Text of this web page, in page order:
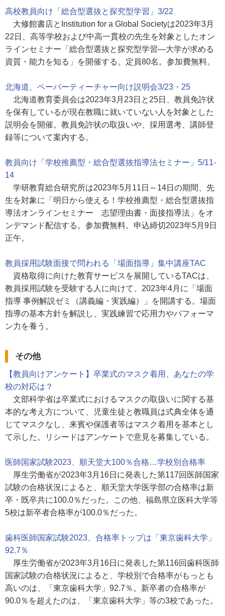
高校教員向け「総合型選抜と探究型学習」3/22
大修館書店とInstitution for a Global Societyは2023年3月
22日、高等学校および中高一貫校の先生を対象としたオン
ラインセミナー「総合型選抜と探究型学習―大学が求める
資質・能力を知る」を開催する。定員80名。参加費無料。
北海道、ペーパーティーチャー向け説明会3/23・25
北海道教育委員会は2023年3月23日と25日、教員免許状
を保有しているが現在教職に就いていない人を対象とした
説明会を開催。教員免許状の取扱いや、採用選考、講師登
録等について案内する。
教員向け「学校推薦型・総合型選抜指導法セミナー」5/11-
14
学研教育総合研究所は2023年5月11日～14日の期間、先
生を対象に「明日から使える！学校推薦型・総合型選抜指
導法オンラインセミナー 志望理由書・面接指導法」をオ
ンデマンド配信する。参加費無料。申込締切2023年5月9日
正午。
教員採用試験面接で問われる「場面指導」集中講座TAC
資格取得に向けた教育サービスを展開しているTACは、
教員採用試験を受験する人に向けて、2023年4月に「場面
指導 事例解説ゼミ（講義編・実践編）」を開講する。場面
指導の基本方針を解説し、実践練習で応用力やパフォーマ
ン力を養う。
その他
【教員向けアンケート】卒業式のマスク着用、あなたの学
校の対応は？
文部科学省は卒業式におけるマスクの取扱いに関する基
本的な考え方について、児童生徒と教職員は式典全体を通
じてマスクなし、来賓や保護者等はマスク着用を基本とし
て示した。リシードはアンケートで意見を募集している。
医師国家試験2023、順天堂大100％合格…学校別合格率
厚生労働省が2023年3月16日に発表した第117回医師国家
試験の合格状況によると、順天堂大学医学部の合格率は新
卒・既卒共に100.0％だった。この他、福島県立医科大学等
5校は新卒者合格率が100.0％だった。
歯科医師国家試験2023、合格率トップは「東京歯科大学」
92.7％
厚生労働省が2023年3月16日に発表した第116回歯科医師
国家試験の合格状況によると、学校別で合格率がもっとも
高いのは、「東京歯科大学」92.7％。新卒者の合格率が
90.0％を超えたのは、「東京歯科大学」等の3校であった。